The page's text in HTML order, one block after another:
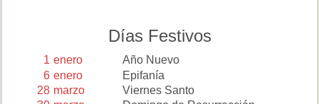
Días Festivos
1 enero
Año Nuevo
6 enero
Epifanía
28 marzo
Viernes Santo